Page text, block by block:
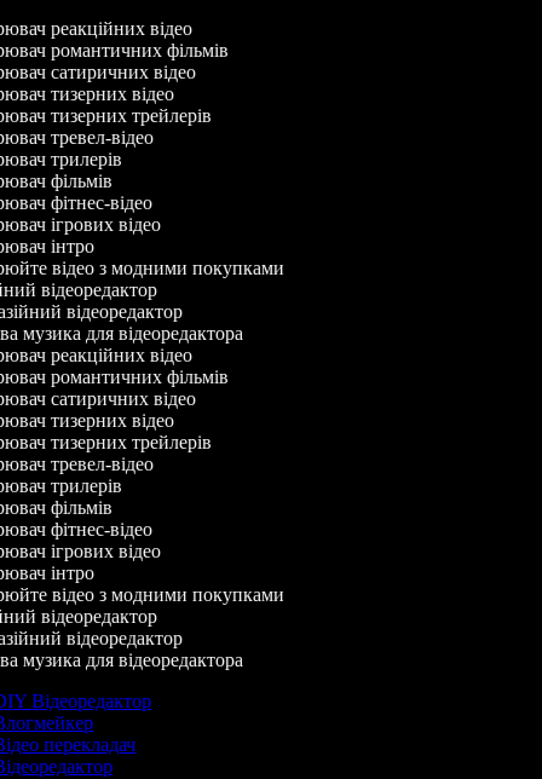
реакційних відео
романтичних фільмів
сатиричних відео
тизерних відео
тизерних трейлерів
тревел-відео
трилерів
фільмів
фітнес-відео
ігрових відео
інтро
відео з модними покупками
відеоредактор
відеоредактор
музика для відеоредактора
реакційних відео
романтичних фільмів
сатиричних відео
тизерних відео
тизерних трейлерів
тревел-відео
трилерів
фільмів
фітнес-відео
ігрових відео
інтро
відео з модними покупками
відеоредактор
відеоредактор
музика для відеоредактора
Відеоредактор
перекладач